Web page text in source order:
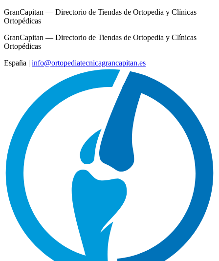
GranCapitan — Directorio de Tiendas de Ortopedia y Clínicas
Ortopédicas
GranCapitan — Directorio de Tiendas de Ortopedia y Clínicas
Ortopédicas
España | info@ortopediatecnicagrancapitan.es